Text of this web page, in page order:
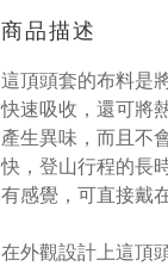
商品描述
這頂頭套的布料是
快速吸收，還可將
產生異味，而且不
快，登山行程的長
有感覺，可直接戴
在外觀設計上這頂